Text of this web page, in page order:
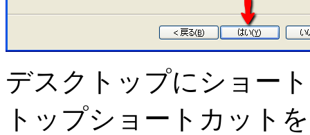
デスクトップにショー
トップショートカット